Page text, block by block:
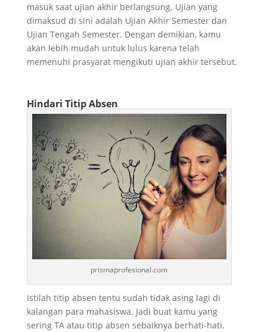
masuk saat ujian akhir berlangsung. Ujian yang
dimaksud di sini adalah Ujian Akhir Semester dan
Ujian Tengah Semester. Dengan demikian, kamu
akan lebih mudah untuk lulus karena telah
memenuhi prasyarat mengikuti ujian akhir tersebut.
Hindari Titip Absen
prismaprofesional.com
Istilah titip absen tentu sudah tidak asing lagi di
kalangan para mahasiswa. Jadi buat kamu yang
sering TA atau titip absen sebaiknya berhati-hati.